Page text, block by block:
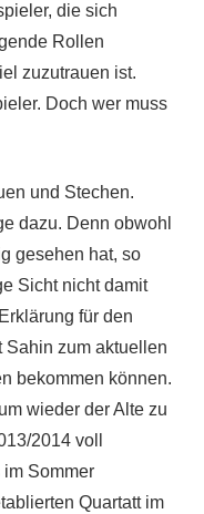
die sich
Rollen
zuzutrauen ist.
Doch wer muss
und Stechen.
dazu. Denn obwohl
gesehen hat, so
Sicht nicht damit
für den
Sahin zum aktuellen
bekommen können.
wieder der Alte zu
2014 voll
Sommer
Quartatt im